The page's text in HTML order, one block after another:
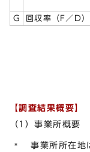
G
回収率（F／D）
【調査結果概要】
（1）事業所概要
事業所所在地